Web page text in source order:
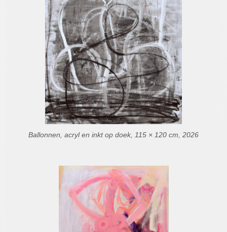
Ballonnen, acryl en inkt op doek, 115 × 120 cm, 2026